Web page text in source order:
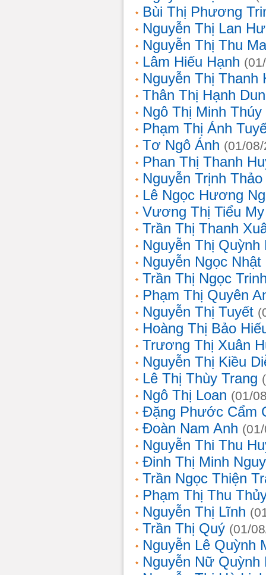
Bùi Thị Phương
Nguyễn Thị Lan
Nguyễn Thị Thu
Lâm Hiếu Hạnh
Nguyễn Thị Thanh
Thân Thị Hạnh
Ngô Thị Minh Thúy
Phạm Thị Ánh
Tơ Ngô Ánh (01/
Phan Thị Thanh
Nguyễn Trịnh
Lê Ngọc Hương
Vương Thị Tiểu My
Trần Thị Thanh
Nguyễn Thị Quỳnh
Nguyễn Ngọc Nhật
Trần Thị Ngọc
Phạm Thị Quyên
Nguyễn Thị Tuyết
Hoàng Thị Bảo
Trương Thị Xuân
Nguyễn Thị Kiều
Lê Thị Thùy Trang
Ngô Thị Loan (01/
Đặng Phước Cẩm
Đoàn Nam Anh
Nguyễn Thi Thu
Đinh Thị Minh
Trần Ngọc Thiện
Phạm Thị Thu
Nguyễn Thị Lĩnh
Trần Thị Quý (01/
Nguyễn Lê Quỳnh
Nguyễn Nữ